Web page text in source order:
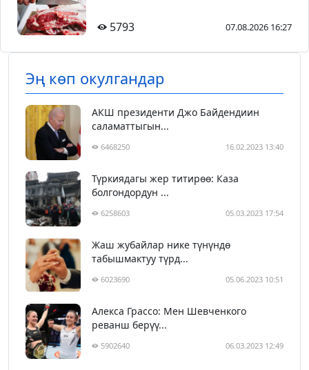
5793 07.08.2026 16:27
Эң көп окулгандар
АКШ президенти Джо Байдендиин
саламаттыгын...
6468250 16.02.2023 13:40
Түркиядагы жер титирөө: Каза
болгондордун ...
6258603 05.03.2023 17:54
Жаш жубайлар нике түнүндө
табышмактуу түрд...
6023690 05.06.2023 10:51
Алекса Грассо: Мен Шевченкого
реванш берүү...
5902640 06.03.2023 12:49